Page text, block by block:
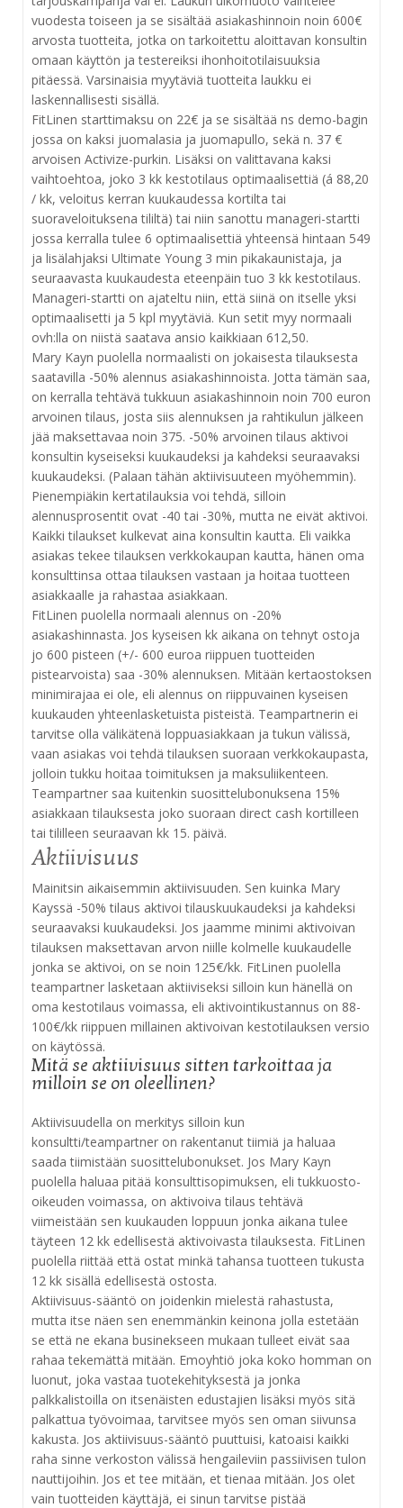
vuodesta toiseen ja se sisältää asiakashinnoin noin 600€
arvosta tuotteita, jotka on tarkoitettu aloittavan konsultin
omaan käyttön ja testereiksi ihonhoitotilaisuuksia
pitäessä. Varsinaisia myytäviä tuotteita laukku ei
laskennallisesti sisällä.
FitLinen starttimaksu on 22€ ja se sisältää ns demo-bagin
jossa on kaksi juomalasia ja juomapullo, sekä n. 37 €
arvoisen Activize-purkin. Lisäksi on valittavana kaksi
vaihtoehtoa, joko 3 kk kestotilaus optimaalisettiä (á 88,20
/ kk, veloitus kerran kuukaudessa kortilta tai
suoraveloituksena tililtä) tai niin sanottu manageri-startti
jossa kerralla tulee 6 optimaalisettiä yhteensä hintaan 549
ja lisälahjaksi Ultimate Young 3 min pikakaunistaja, ja
seuraavasta kuukaudesta eteenpäin tuo 3 kk kestotilaus.
Manageri-startti on ajateltu niin, että siinä on itselle yksi
optimaalisetti ja 5 kpl myytäviä. Kun setit myy normaali
ovh:lla on niistä saatava ansio kaikkiaan 612,50.
Mary Kayn puolella normaalisti on jokaisesta tilauksesta
saatavilla -50% alennus asiakashinnoista. Jotta tämän saa,
on kerralla tehtävä tukkuun asiakashinnoin noin 700 euron
arvoinen tilaus, josta siis alennuksen ja rahtikulun jälkeen
jää maksettavaa noin 375. -50% arvoinen tilaus aktivoi
konsultin kyseiseksi kuukaudeksi ja kahdeksi seuraavaksi
kuukaudeksi. (Palaan tähän aktiivisuuteen myöhemmin).
Pienempiäkin kertatilauksia voi tehdä, silloin
alennusprosentit ovat -40 tai -30%, mutta ne eivät aktivoi.
Kaikki tilaukset kulkevat aina konsultin kautta. Eli vaikka
asiakas tekee tilauksen verkkokaupan kautta, hänen oma
konsulttinsa ottaa tilauksen vastaan ja hoitaa tuotteen
asiakkaalle ja rahastaa asiakkaan.
FitLinen puolella normaali alennus on -20%
asiakashinnasta. Jos kyseisen kk aikana on tehnyt ostoja
jo 600 pisteen (+/- 600 euroa riippuen tuotteiden
pistearvoista) saa -30% alennuksen. Mitään kertaostoksen
minimirajaa ei ole, eli alennus on riippuvainen kyseisen
kuukauden yhteenlasketuista pisteistä. Teampartnerin ei
tarvitse olla välikätenä loppuasiakkaan ja tukun välissä,
vaan asiakas voi tehdä tilauksen suoraan verkkokaupasta,
jolloin tukku hoitaa toimituksen ja maksuliikenteen.
Teampartner saa kuitenkin suosittelubonuksena 15%
asiakkaan tilauksesta joko suoraan direct cash kortilleen
tai tililleen seuraavan kk 15. päivä.
Aktiivisuus
Mainitsin aikaisemmin aktiivisuuden. Sen kuinka Mary
Kayssä -50% tilaus aktivoi tilauskuukaudeksi ja kahdeksi
seuraavaksi kuukaudeksi. Jos jaamme minimi aktivoivan
tilauksen maksettavan arvon niille kolmelle kuukaudelle
jonka se aktivoi, on se noin 125€/kk. FitLinen puolella
teampartner lasketaan aktiiviseksi silloin kun hänellä on
oma kestotilaus voimassa, eli aktivointikustannus on 88-
100€/kk riippuen millainen aktivoivan kestotilauksen versio
on käytössä.
Mitä se aktiivisuus sitten tarkoittaa ja
milloin se on oleellinen?
Aktiivisuudella on merkitys silloin kun
konsultti/teampartner on rakentanut tiimiä ja haluaa
saada tiimistään suosittelubonukset. Jos Mary Kayn
puolella haluaa pitää konsulttisopimuksen, eli tukkuosto-
oikeuden voimassa, on aktivoiva tilaus tehtävä
viimeistään sen kuukauden loppuun jonka aikana tulee
täyteen 12 kk edellisestä aktivoivasta tilauksesta. FitLinen
puolella riittää että ostat minkä tahansa tuotteen tukusta
12 kk sisällä edellisestä ostosta.
Aktiivisuus-sääntö on joidenkin mielestä rahastusta,
mutta itse näen sen enemmänkin keinona jolla estetään
se että ne ekana businekseen mukaan tulleet eivät saa
rahaa tekemättä mitään. Emoyhtiö joka koko homman on
luonut, joka vastaa tuotekehityksestä ja jonka
palkkalistoilla on itsenäisten edustajien lisäksi myös sitä
palkattua työvoimaa, tarvitsee myös sen oman siivunsa
kakusta. Jos aktiivisuus-sääntö puuttuisi, katoaisi kaikki
raha sinne verkoston välissä hengaileviin passiivisen tulon
nauttijoihin. Jos et tee mitään, et tienaa mitään. Jos olet
vain tuotteiden käyttäjä, ei sinun tarvitse pistää